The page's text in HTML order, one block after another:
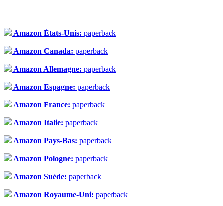
Amazon États-Unis: paperback
Amazon Canada: paperback
Amazon Allemagne: paperback
Amazon Espagne: paperback
Amazon France: paperback
Amazon Italie: paperback
Amazon Pays-Bas: paperback
Amazon Pologne: paperback
Amazon Suède: paperback
Amazon Royaume-Uni: paperback